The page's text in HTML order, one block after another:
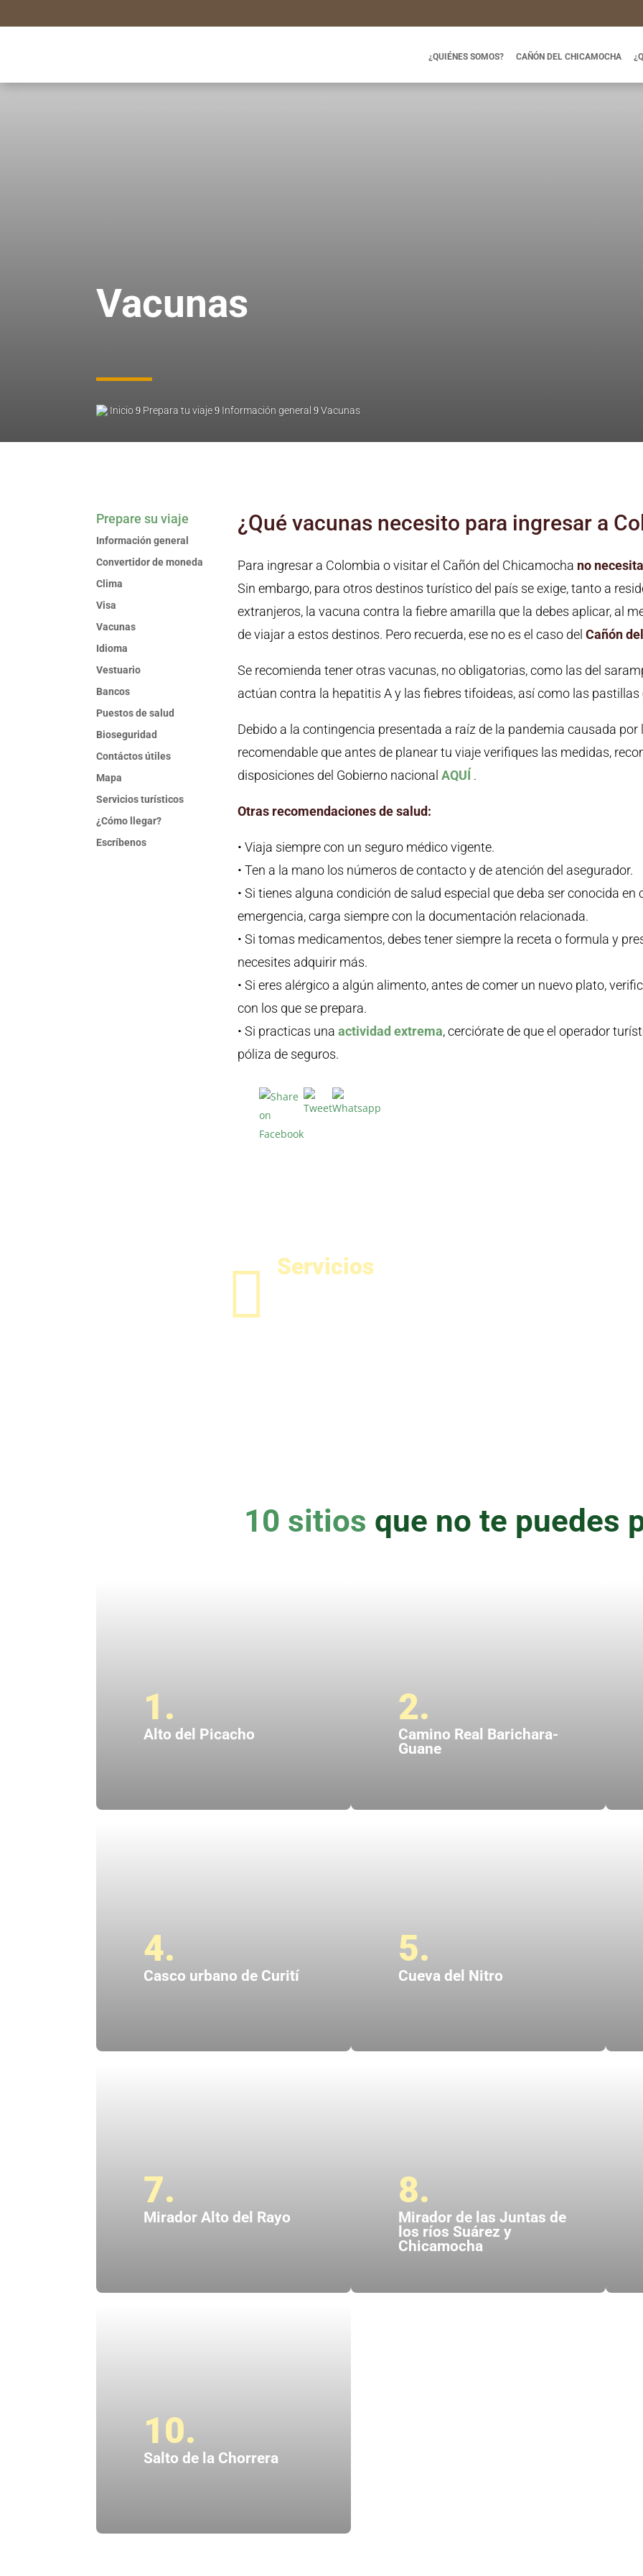
¿QUIÉNES SOMOS? CAÑÓN DEL CHICAMOCHA
Vacunas
Inicio 9 Prepara tu viaje 9 Información general 9 Vacunas
Prepare su viaje
Información general
Convertidor de moneda
Clima
Visa
Vacunas
Idioma
Vestuario
Bancos
Puestos de salud
Bioseguridad
Contáctos útiles
Mapa
Servicios turísticos
¿Cómo llegar?
Escríbenos
¿Qué vacunas necesito para ingresar a
Para ingresar a Colombia o visitar el Cañón del Chicamocha no
Sin embargo, para otros destinos turístico del país se exige, tanto a
extranjeros, la vacuna contra la fiebre amarilla que la debes aplicar, al
de viajar a estos destinos. Pero recuerda, ese no es el caso delCañón
Se recomienda tener otras vacunas, no obligatorias, como las del
actúan contra la hepatitis A y las fiebres tifoideas, así como las
Debido a la contingencia presentada a raíz de la pandemia causada por
recomendable que antes de planear tu viaje verifiques las medidas,
disposiciones del Gobierno nacionalAQUÍ .
Otras recomendaciones de salud:
• Viaja siempre con un seguro médico vigente.
• Ten a la mano los números de contacto y de atención del asegurador.
• Si tienes alguna condición de salud especial que deba ser conocida en
emergencia, carga siempre con la documentación relacionada.
• Si tomas medicamentos, debes tener siempre la receta o formula y
necesites adquirir más.
• Si eres alérgico a algún alimento, antes de comer un nuevo plato,
con los que se prepara.
• Si practicas unaactividad extrema, cerciórate de que el operador
póliza de seguros.
 Servicios
10 sitios que no te puedes
1.
Alto del Picacho
2.
Camino Real Barichara-
Guane
4.
Casco urbano de Curití
5.
Cueva del Nitro
7.
Mirador Alto del Rayo
8.
Mirador de las Juntas de
los ríos Suárez y
Chicamocha
10.
Salto de la Chorrera